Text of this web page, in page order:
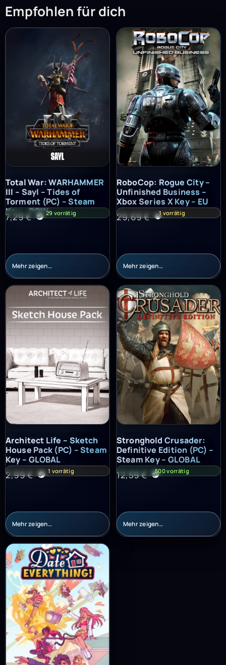
Empfohlen für dich
Total War: WARHAMMER III – Sayl – Tides of Torment (PC) –
Total War: WARHAMMER
III – Sayl – Tides of
Torment (PC) – Steam
Key – ROW
7,29€ 29 vorrätig
Mehr zeigen…
RoboCop: Rogue City –
RoboCop: Rogue City –
Unfinished Business –
Xbox Series X Key – EU
29,69€ 1 vorrätig
Mehr zeigen…
Architect Life – Sketch House Pack (PC) – Steam Key – GLOBAL
Architect Life – Sketch
House Pack (PC) – Steam
Key – GLOBAL
2,99€ 1 vorrätig
Mehr zeigen…
Stronghold Crusader: Definitive
Stronghold Crusader:
Definitive Edition (PC) –
Steam Key – GLOBAL
12,59€ 500 vorrätig
Mehr zeigen…